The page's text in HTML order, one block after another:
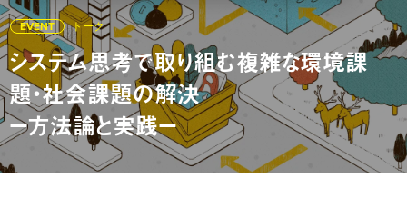
EVENT トーク
システム思考で取り組む複雑な環境課
題・社会課題の解決
ー方法論と実践ー